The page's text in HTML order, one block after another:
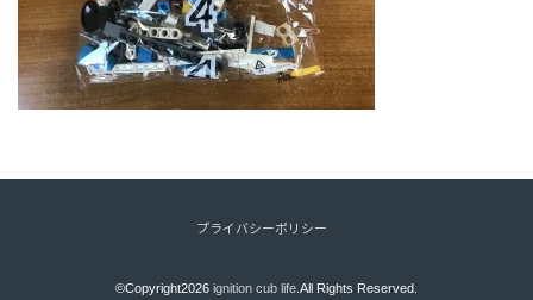
プライバシーポリシー
©Copyright2026 ignition cub life.All Rights Reserved.